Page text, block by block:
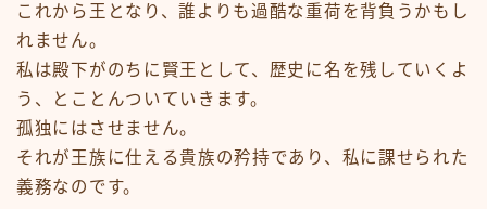
これから王となり、誰よりも過酷な重荷を背負うかもし
れません。
私は殿下がのちに賢王として、歴史に名を残していくよ
う、とことんついていきます。
孤独にはさせません。
それが王族に仕える貴族の矜持であり、私に課せられた
義務なのです。